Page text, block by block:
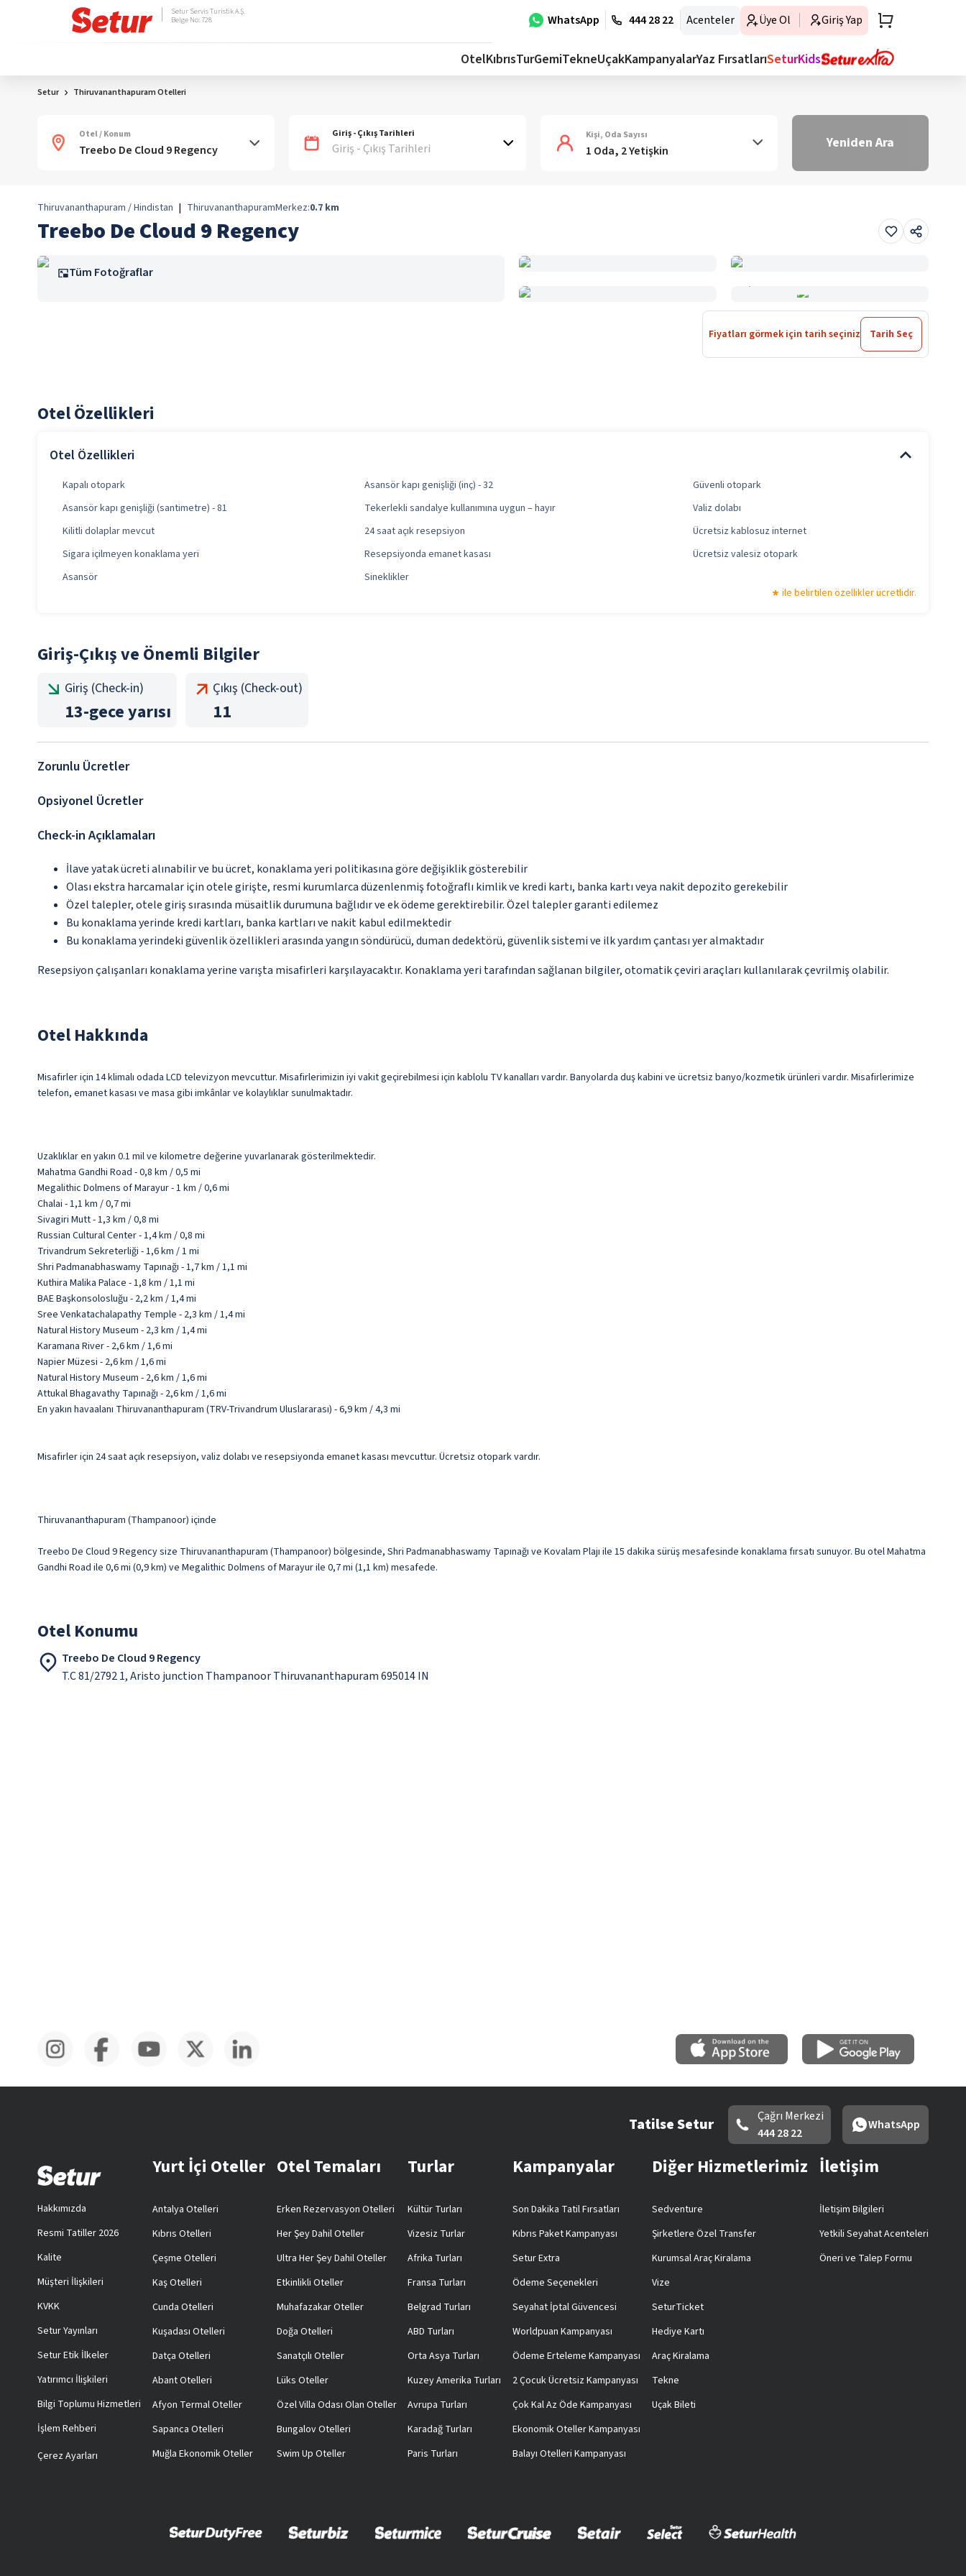
WhatsApp 444 28 22 Acenteler Üye Ol Giriş Yap
Setur Servis Turistik A.Ş.
Belge No: 728
OtelKıbrısTurGemiTekneUçakKampanyalarYaz FırsatlarıSeturKids
Setur Thiruvananthapuram Otelleri
Otel / Konum Giriş - Çıkış Tarihleri
Giriş - Çıkış Tarihleri
Kişi, Oda Sayısı
1 Oda, 2 Yetişkin Yeniden Ara
Thiruvananthapuram / Hindistan | ThiruvananthapuramMerkez:0.7 km
Treebo De Cloud 9 Regency
Tüm Fotoğraflar
Fiyatları görmek için tarih seçiniz Tarih Seç
Otel Özellikleri
Otel Özellikleri
Kapalı otopark Asansör kapı genişliği (inç) - 32
Güvenli otopark
Asansör kapı genişliği (santimetre) - 81
Tekerlekli sandalye kullanımına uygun – hayır
Valiz dolabı
Kilitli dolaplar mevcut
24 saat açık resepsiyon
Ücretsiz kablosuz internet
Sigara içilmeyen konaklama yeri
Resepsiyonda emanet kasası
Ücretsiz valesiz otopark
Asansör
Sineklikler
ile belirtilen özellikler ücretlidir.
Giriş-Çıkış ve Önemli Bilgiler
Giriş (Check-in)
13-gece yarısı
Çıkış (Check-out)
11
Zorunlu Ücretler
Opsiyonel Ücretler
Check-in Açıklamaları
İlave yatak ücreti alınabilir ve bu ücret, konaklama yeri politikasına göre değişiklik gösterebilir
Olası ekstra harcamalar için otele girişte, resmi kurumlarca düzenlenmiş fotoğraflı kimlik ve kredi kartı, banka kartı veya nakit depozito gerekebilir
Özel talepler, otele giriş sırasında müsaitlik durumuna bağlıdır ve ek ödeme gerektirebilir. Özel talepler garanti edilemez
Bu konaklama yerinde kredi kartları, banka kartları ve nakit kabul edilmektedir
Bu konaklama yerindeki güvenlik özellikleri arasında yangın söndürücü, duman dedektörü, güvenlik sistemi ve ilk yardım çantası yer almaktadır
Resepsiyon çalışanları konaklama yerine varışta misafirleri karşılayacaktır. Konaklama yeri tarafından sağlanan bilgiler, otomatik çeviri araçları kullanılarak çevrilmiş olabilir.
Otel Hakkında
Misafirler için 14 klimalı odada LCD televizyon mevcuttur. Misafirlerimizin iyi vakit geçirebilmesi için kablolu TV kanalları vardır. Banyolarda duş kabini ve ücretsiz banyo/kozmetik ürünleri vardır. Misafirlerimize
telefon, emanet kasası ve masa gibi imkânlar ve kolaylıklar sunulmaktadır.
Uzaklıklar en yakın 0.1 mil ve kilometre değerine yuvarlanarak gösterilmektedir.
Mahatma Gandhi Road - 0,8 km / 0,5 mi
Megalithic Dolmens of Marayur - 1 km / 0,6 mi
Chalai - 1,1 km / 0,7 mi
Sivagiri Mutt - 1,3 km / 0,8 mi
Russian Cultural Center - 1,4 km / 0,8 mi
Trivandrum Sekreterliği - 1,6 km / 1 mi
Shri Padmanabhaswamy Tapınağı - 1,7 km / 1,1 mi
Kuthira Malika Palace - 1,8 km / 1,1 mi
BAE Başkonsolosluğu - 2,2 km / 1,4 mi
Sree Venkatachalapathy Temple - 2,3 km / 1,4 mi
Natural History Museum - 2,3 km / 1,4 mi
Karamana River - 2,6 km / 1,6 mi
Napier Müzesi - 2,6 km / 1,6 mi
Natural History Museum - 2,6 km / 1,6 mi
Attukal Bhagavathy Tapınağı - 2,6 km / 1,6 mi
En yakın havaalanı Thiruvananthapuram (TRV-Trivandrum Uluslararası) - 6,9 km / 4,3 mi
Misafirler için 24 saat açık resepsiyon, valiz dolabı ve resepsiyonda emanet kasası mevcuttur. Ücretsiz otopark vardır.
Thiruvananthapuram (Thampanoor) içinde
Treebo De Cloud 9 Regency size Thiruvananthapuram (Thampanoor) bölgesinde, Shri Padmanabhaswamy Tapınağı ve Kovalam Plajı ile 15 dakika sürüş mesafesinde konaklama fırsatı sunuyor. Bu otel Mahatma
Gandhi Road ile 0,6 mi (0,9 km) ve Megalithic Dolmens of Marayur ile 0,7 mi (1,1 km) mesafede.
Otel Konumu
Treebo De Cloud 9 Regency
T.C 81/2792 1, Aristo junction Thampanoor Thiruvananthapuram 695014 IN
Tatilse Setur
Çağrı Merkezi
444 28 22
WhatsApp
Hakkımızda
Resmi Tatiller 2026
Kalite
Müşteri İlişkileri
KVKK
Setur Yayınları
Setur Etik İlkeler
Yatırımcı İlişkileri
Bilgi Toplumu Hizmetleri
İşlem Rehberi
Çerez Ayarları
Yurt İçi Oteller
Antalya Otelleri
Kıbrıs Otelleri
Çeşme Otelleri
Kaş Otelleri
Cunda Otelleri
Kuşadası Otelleri
Datça Otelleri
Abant Otelleri
Afyon Termal Oteller
Sapanca Otelleri
Muğla Ekonomik Oteller
Otel Temaları
Erken Rezervasyon Otelleri
Her Şey Dahil Oteller
Ultra Her Şey Dahil Oteller
Etkinlikli Oteller
Muhafazakar Oteller
Doğa Otelleri
Sanatçılı Oteller
Lüks Oteller
Özel Villa Odası Olan Oteller
Bungalov Otelleri
Swim Up Oteller
Turlar
Kültür Turları
Vizesiz Turlar
Afrika Turları
Fransa Turları
Belgrad Turları
ABD Turları
Orta Asya Turları
Kuzey Amerika Turları
Avrupa Turları
Karadağ Turları
Paris Turları
Kampanyalar
Son Dakika Tatil Fırsatları
Kıbrıs Paket Kampanyası
Setur Extra
Ödeme Seçenekleri
Seyahat İptal Güvencesi
Worldpuan Kampanyası
Ödeme Erteleme Kampanyası
2 Çocuk Ücretsiz Kampanyası
Çok Kal Az Öde Kampanyası
Ekonomik Oteller Kampanyası
Balayı Otelleri Kampanyası
Diğer Hizmetlerimiz
Sedventure
Şirketlere Özel Transfer
Kurumsal Araç Kiralama
Vize
SeturTicket
Hediye Kartı
Araç Kiralama
Tekne
Uçak Bileti
İletişim
İletişim Bilgileri
Yetkili Seyahat Acenteleri
Öneri ve Talep Formu